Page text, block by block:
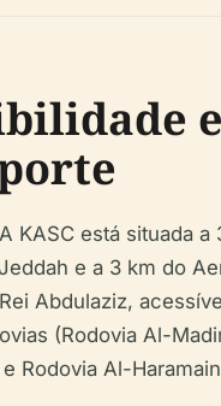
e
A KASC está situada a
e a 3 km do
Abdulaziz,
(Rodovia Al-
Rodovia Al-